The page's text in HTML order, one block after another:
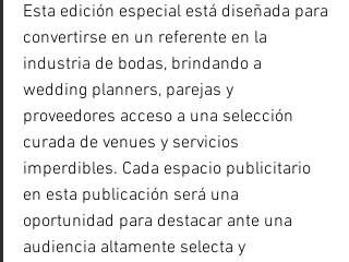
Esta edición especial está diseñada para
convertirse en un referente en la
industria de bodas, brindando a
wedding planners, parejas y
proveedores acceso a una selección
curada de venues y servicios
imperdibles. Cada espacio publicitario
en esta publicación será una
oportunidad para destacar ante una
audiencia altamente selecta y